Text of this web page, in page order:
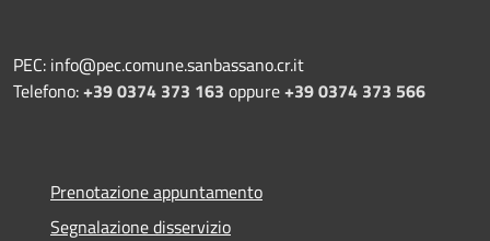
PEC: info@pec.comune.sanbassano.cr.it
Telefono:+39 0374 373 163 oppure+39 0374 373 566
Prenotazione appuntamento
Segnalazione disservizio